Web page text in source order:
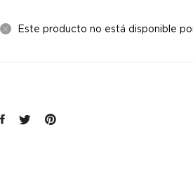
Este producto no está disponible